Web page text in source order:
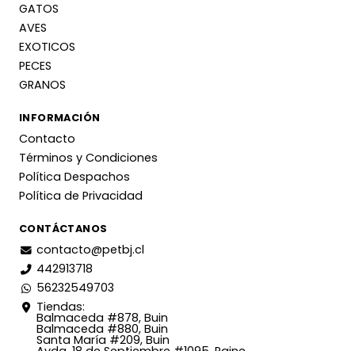
GATOS
AVES
EXOTICOS
PECES
GRANOS
INFORMACIÓN
Contacto
Términos y Condiciones
Política Despachos
Política de Privacidad
CONTÁCTANOS
contacto@petbj.cl
442913718
56232549703
Tiendas:
Balmaceda #878, Buin
Balmaceda #880, Buin
Santa María #209, Buin